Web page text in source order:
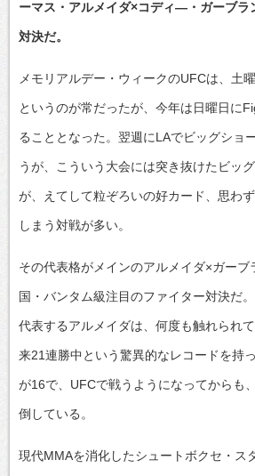
ーマス・アルメイダ×コディ―・ガーブラ
対決だ。
メモリアルデー・ウィークのUFCは、土
というのが常だったが、今年は日曜日に
ることとなった。翌週にLAでビッグショ
うが、こういう大会には突き抜けたビッ
が、えてして粒ぞろいの好カード、思わ
しまう対戦が多い。
その代表格がメインのアルメイダ×ガーブ
国・バンタム級注目のファイター対決だ
代表するアルメイダは、何度も触れられ
来21連勝中という驚異的なレコードを持
が16で、UFCで戦うようになってからも
倒している。
現代MMAを消化したシュートボクセ・ス